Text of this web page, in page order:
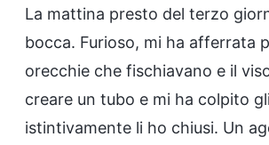
La mattina presto del terzo
bocca. Furioso, mi ha afferrata
orecchie che fischiavano e il
creare un tubo e mi ha colpito
istintivamente li ho chiusi. Un